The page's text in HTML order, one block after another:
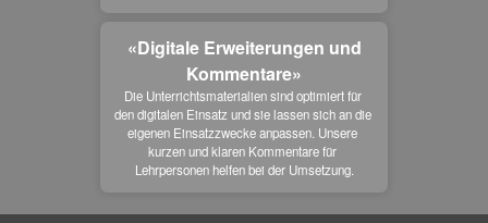
«Digitale Erweiterungen und
Kommentare»
Die Unterrichtsmaterialien sind optimiert für
den digitalen Einsatz und sie lassen sich an die
eigenen Einsatzzwecke anpassen. Unsere
kurzen und klaren Kommentare für
Lehrpersonen helfen bei der Umsetzung.